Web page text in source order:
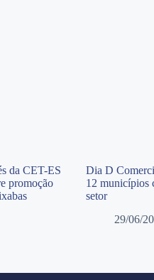
da CET-ES
promoção
Dia D
12 municípios
setor
29/06/